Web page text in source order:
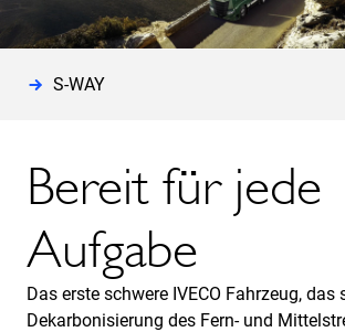
S-WAY
Bereit für jede
Aufgabe
Das erste schwere IVECO Fahrzeug, das
Dekarbonisierung des Fern- und